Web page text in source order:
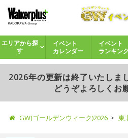
エリアから探
す
イベント
カレンダー
イベント
ランキン
2026年の更新は終了いたしま
どうぞよろしくお
GW(ゴールデンウィーク)2026 東